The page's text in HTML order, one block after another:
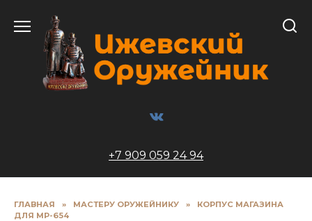
содержанию
+7 909 059 24 94
ГЛАВНАЯ » МАСТЕРУ ОРУЖЕЙНИКУ »
КОРПУС МАГАЗИНА
ДЛЯ МР-654